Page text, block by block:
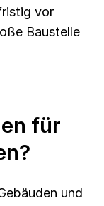
vor
Baustelle
für
und